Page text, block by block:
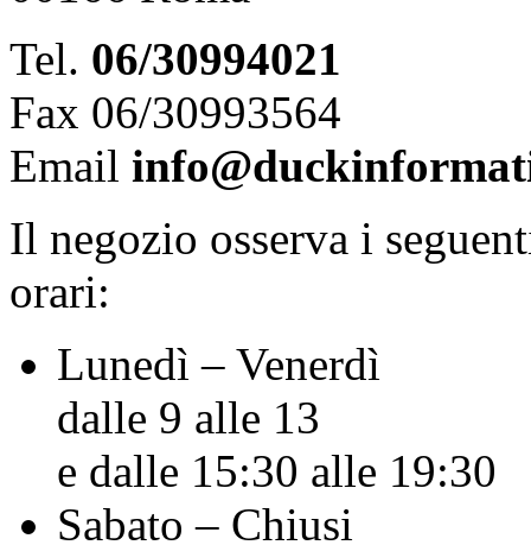
Tel. 06/30994021
Fax 06/30993564
Email
Il negozio osserva i
orari:
Lunedì – Venerdì
dalle 9 alle 13
e dalle 15:30 alle 19:30
Sabato – Chiusi